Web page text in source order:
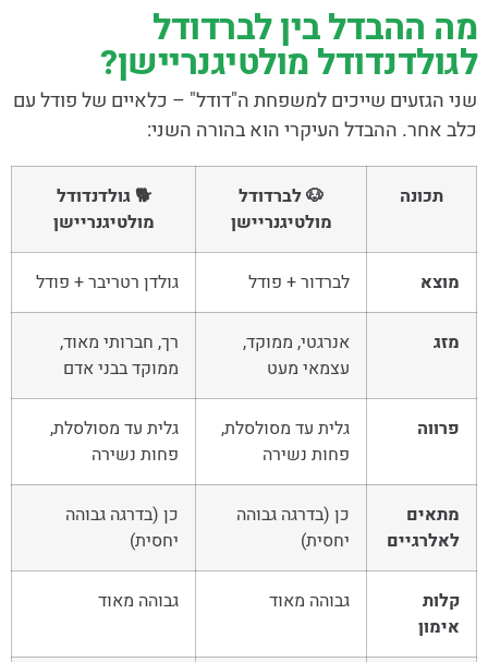
מה ההבדל בין לברדודל
לגולדנדודל מולטיגנריישן?
שני הגזעים שייכים למשפחת ה"דודל" – כלאיים של פודל עם
כלב אחר. ההבדל העיקרי הוא בהורה השני:
תכונה
🐶 לברדודל
מולטיגנריישן
🐕 גולדנדודל
מולטיגנריישן
מוצא לברדור + פודל גולדן רטריבר + פודל
מזג
אנרגטי, ממוקד,
עצמאי מעט
רך, חברותי מאוד,
ממוקד בבני אדם
פרווה
גלית עד מסולסלת,
פחות נשירה
גלית עד מסולסלת,
פחות נשירה
מתאים
לאלרגיים
כן (בדרגה גבוהה
יחסית)
כן (בדרגה גבוהה
יחסית)
קלות
אימון
גבוהה מאוד גבוהה מאוד